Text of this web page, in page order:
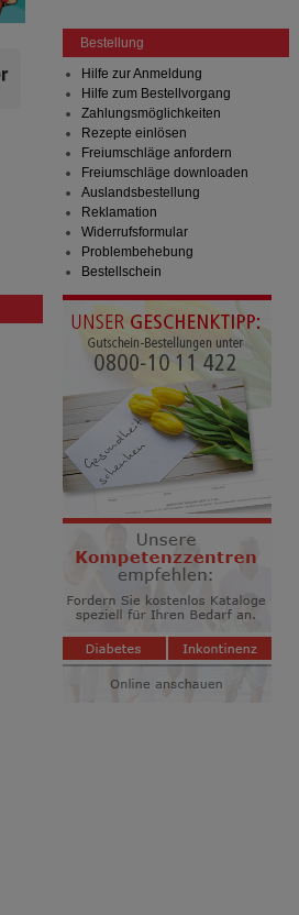
Bestellung
Hilfe zur Anmeldung
Hilfe zum Bestellvorgang
Zahlungsmöglichkeiten
Rezepte einlösen
Freiumschläge anfordern
Freiumschläge downloaden
Auslandsbestellung
Reklamation
Widerrufsformular
Problembehebung
Bestellschein